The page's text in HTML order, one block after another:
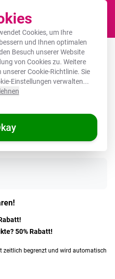
Cookies, um Ihre
und Ihnen optimalen
Besuch unserer Website
von Cookies zu. Weitere
unsererCookie-Richtlinie. Sie
Einstellungen verwalten...
Forex 3mm –
- Farbenfroh
🌞 SOMMERDEALS
50% Rabatt!
zeitlich begrenzt und wird automatisch